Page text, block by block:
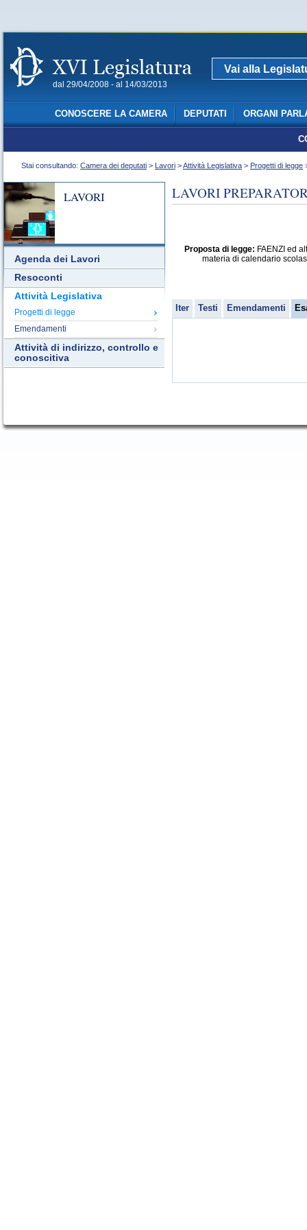
dal 29/04/2008 - al 14/03/2013
Vai alla
CONOSCERE LA CAMERA DEPUTATI ORGANI
Stai consultando: Camera dei deputati > Lavori >Attività Legislativa > Progetti di legge
LAVORI
Agenda dei Lavori
Resoconti
Attività Legislativa
Progetti di legge
Emendamenti
Attività di indirizzo, controllo e
conoscitiva
LAVORI
Proposta di legge: FAENZI ed
materia di calendario
Iter Testi Emendamenti